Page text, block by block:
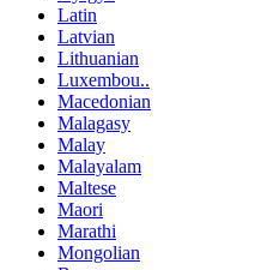
Latin
Latvian
Lithuanian
Luxembou..
Macedonian
Malagasy
Malay
Malayalam
Maltese
Maori
Marathi
Mongolian